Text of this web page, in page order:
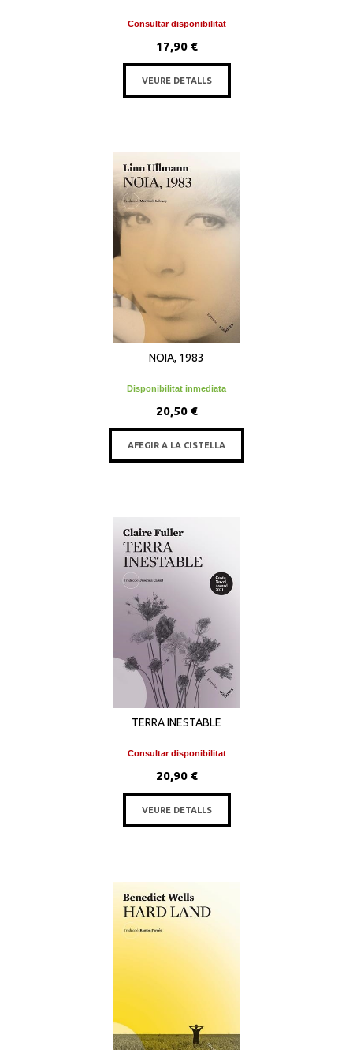
Consultar disponibilitat
17,90 €
VEURE DETALLS
NOIA, 1983
Disponibilitat inmediata
20,50 €
AFEGIR A LA CISTELLA
TERRA INESTABLE
Consultar disponibilitat
20,90 €
VEURE DETALLS